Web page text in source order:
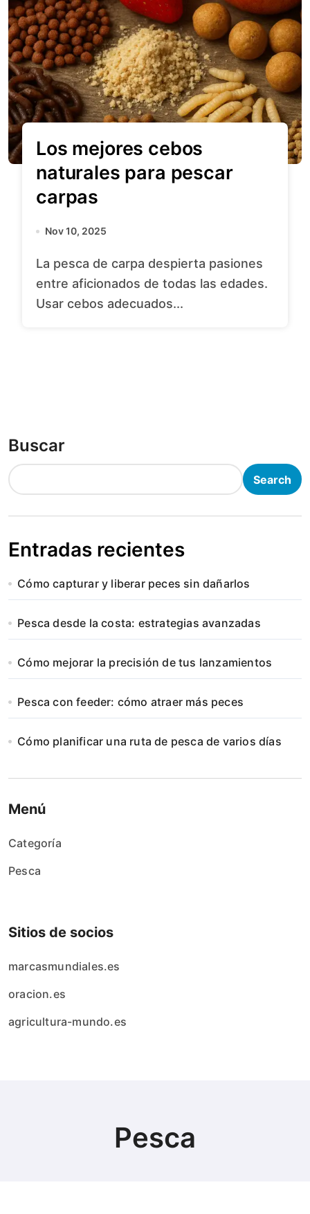
Los mejores cebos
naturales para pescar
carpas
Nov 10, 2025
La pesca de carpa despierta pasiones
entre aficionados de todas las edades.
Usar cebos adecuados...
Buscar
Search
Entradas recientes
Cómo capturar y liberar peces sin dañarlos
Pesca desde la costa: estrategias avanzadas
Cómo mejorar la precisión de tus lanzamientos
Pesca con feeder: cómo atraer más peces
Cómo planificar una ruta de pesca de varios días
Menú
Categoría
Pesca
Sitios de socios
marcasmundiales.es
oracion.es
agricultura-mundo.es
Pesca